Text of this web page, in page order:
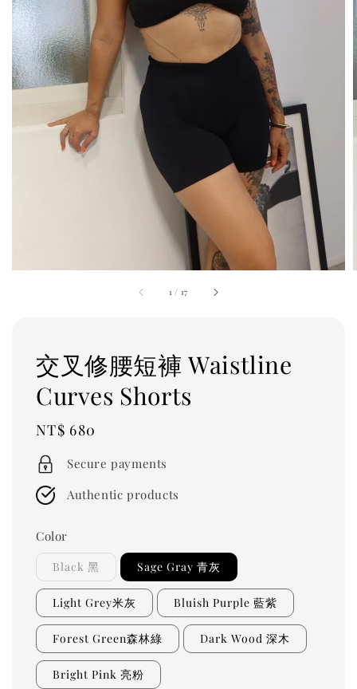
1 / 17
交叉修腰短褲 Waistline
Curves Shorts
Regular
price
NT$ 680
Secure payments
Authentic products
Color
Black 黑 Sage Gray 青灰
Light Grey米灰 Bluish Purple 藍紫
Forest Green森林綠 Dark Wood 深木
Bright Pink 亮粉